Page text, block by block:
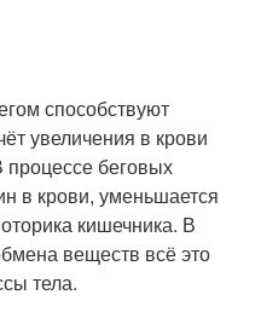
способствуют
увеличения в крови
процессе беговых
в крови, уменьшается
кишечника. В
веществ всё это
тела.